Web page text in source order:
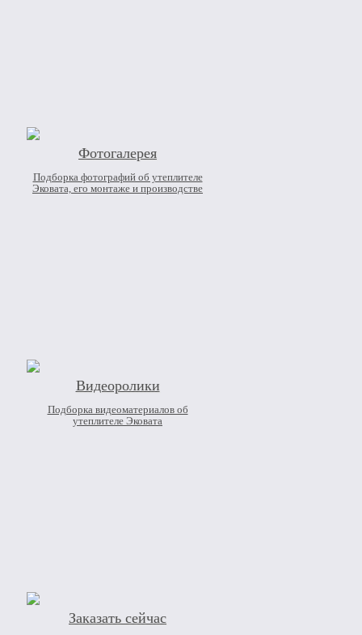
Фотогалерея
Подборка фотографий об утеплителе
Эковата, его монтаже и производстве
Видеоролики
Подборка видеоматериалов об
утеплителе Эковата
Заказать сейчас